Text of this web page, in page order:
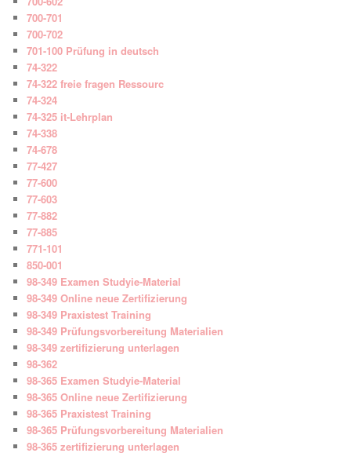
700-701
700-702
701-100 Prüfung in deutsch
74-322
74-322 freie fragen Ressourc
74-324
74-325 it-Lehrplan
74-338
74-678
77-427
77-600
77-603
77-882
77-885
771-101
850-001
98-349 Examen Studyie-Material
98-349 Online neue Zertifizierung
98-349 Praxistest Training
98-349 Prüfungsvorbereitung Materialien
98-349 zertifizierung unterlagen
98-362
98-365 Examen Studyie-Material
98-365 Online neue Zertifizierung
98-365 Praxistest Training
98-365 Prüfungsvorbereitung Materialien
98-365 zertifizierung unterlagen